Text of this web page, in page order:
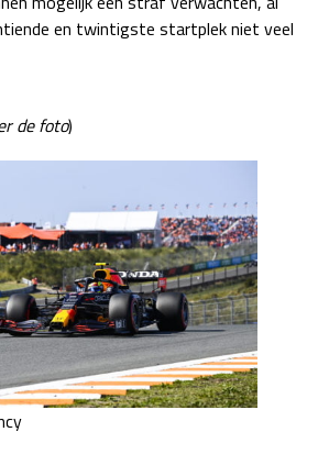
en twintigste startplek niet veel
de foto)